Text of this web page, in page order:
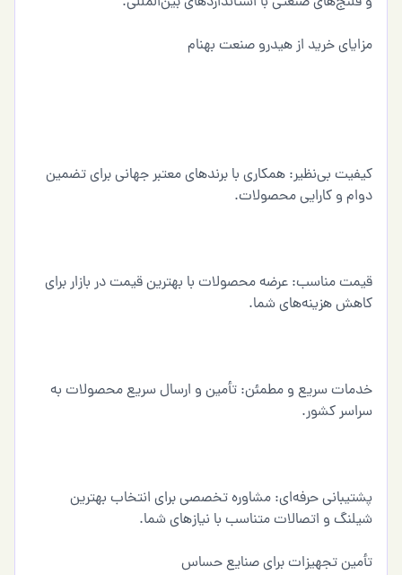
مزایای خرید از هیدرو صنعت بهنام
کیفیت بی‌نظیر: همکاری با برندهای معتبر جهانی برای تضمین
دوام و کارایی محصولات.
قیمت مناسب: عرضه محصولات با بهترین قیمت در بازار برای
کاهش هزینه‌های شما.
خدمات سریع و مطمئن: تأمین و ارسال سریع محصولات به
سراسر کشور.
پشتیبانی حرفه‌ای: مشاوره تخصصی برای انتخاب بهترین
شیلنگ و اتصالات متناسب با نیازهای شما.
تأمین تجهیزات برای صنایع حساس